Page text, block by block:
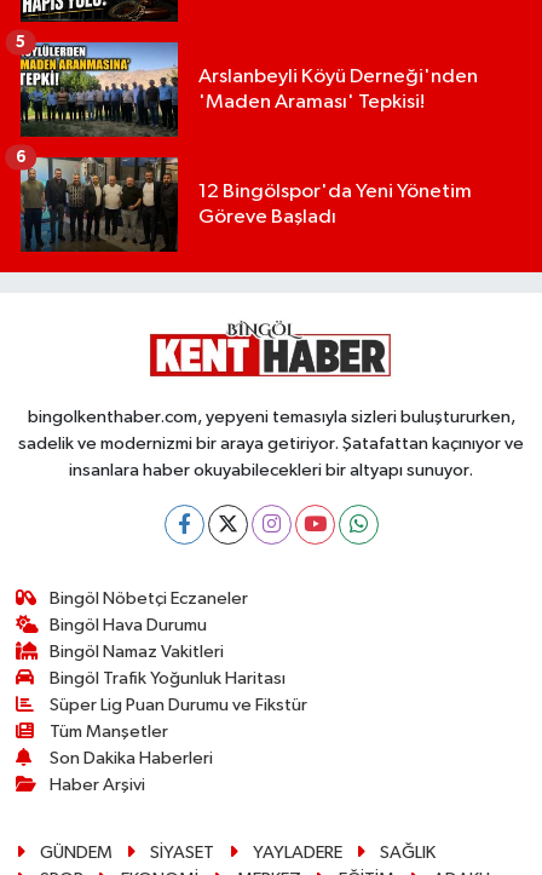
Arslanbeyli Köyü Derneği'nden
'Maden Araması' Tepkisi!
5
12 Bingölspor'da Yeni Yönetim
Göreve Başladı
6
bingolkenthaber.com, yepyeni temasıyla sizleri buluştururken,
sadelik ve modernizmi bir araya getiriyor. Şatafattan kaçınıyor ve
insanlara haber okuyabilecekleri bir altyapı sunuyor.
Bingöl Nöbetçi Eczaneler
Bingöl Hava Durumu
Bingöl Namaz Vakitleri
Bingöl Trafik Yoğunluk Haritası
Süper Lig Puan Durumu ve Fikstür
Tüm Manşetler
Son Dakika Haberleri
Haber Arşivi
GÜNDEM SİYASET YAYLADERE
SAĞLIK